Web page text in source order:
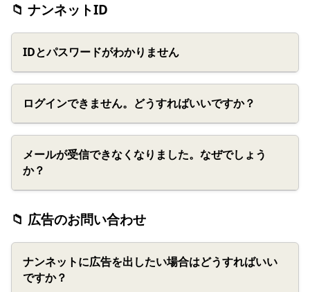
📁 ナンネットID
IDとパスワードがわかりません
ログインできません。どうすればいいですか？
メールが受信できなくなりました。なぜでしょう
か？
📁 広告のお問い合わせ
ナンネットに広告を出したい場合はどうすればいい
ですか？